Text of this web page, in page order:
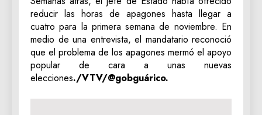
reducir las horas de apagones hasta llegar a
cuatro para la primera semana de noviembre. En
medio de una entrevista, el mandatario reconoció
que el problema de los apagones mermó el apoyo
popular de cara a unas nuevas
elecciones./VTV/@gobguárico.